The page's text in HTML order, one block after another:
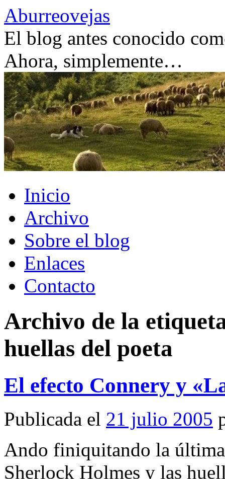
Saltar
al
contenido
Aburreovejas
El blog antes conocido
Ahora, simplemente…
Inicio
Archivo
Sobre el blog
Enlaces
Contacto
Archivo de la
huellas del poeta
El efecto Connery y
Publicada el 21 julio 2005
Ando finiquitando la
Sherlock Holmes y las